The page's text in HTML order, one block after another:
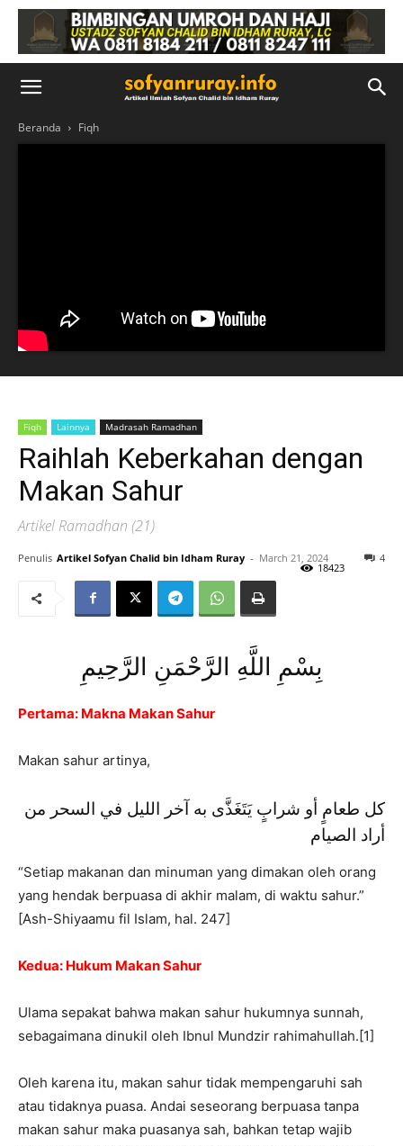
Beranda Fiqh
Fiqh Lainnya Madrasah Ramadhan
Raihlah Keberkahan dengan
Makan Sahur
Artikel Ramadhan (21)
Penulis Artikel Sofyan Chalid bin Idham Ruray - March 21, 2024 4
18423
بِسْمِ اللَّهِ الرَّحْمَنِ الرَّحِيمِ
Pertama: Makna Makan Sahur
Makan sahur artinya,
كل طعامٍ أو شرابٍ يَتَغَذَّى به آخر الليل في السحر من
أراد الصيام
“Setiap makanan dan minuman yang dimakan oleh orang
yang hendak berpuasa di akhir malam, di waktu sahur.”
[Ash-Shiyaamu fil Islam, hal. 247]
Kedua: Hukum Makan Sahur
Ulama sepakat bahwa makan sahur hukumnya sunnah,
sebagaimana dinukil oleh Ibnul Mundzir rahimahullah.[1]
Oleh karena itu, makan sahur tidak mempengaruhi sah
atau tidaknya puasa. Andai seseorang berpuasa tanpa
makan sahur maka puasanya sah, bahkan tetap wajib